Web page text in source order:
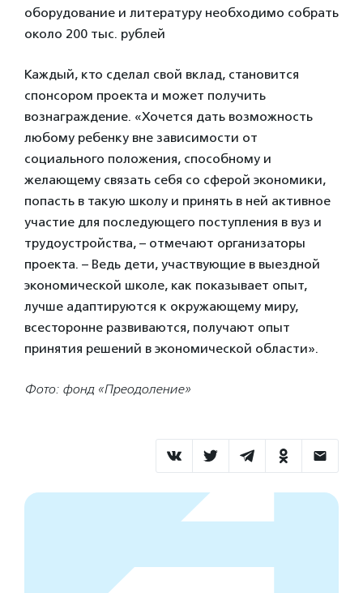
оборудование и литературу необходимо собрать
около 200 тыс. рублей
Каждый, кто сделал свой вклад, становится
спонсором проекта и может получить
вознаграждение. «Хочется дать возможность
любому ребенку вне зависимости от
социального положения, способному и
желающему связать себя со сферой экономики,
попасть в такую школу и принять в ней активное
участие для последующего поступления в вуз и
трудоустройства, – отмечают организаторы
проекта. – Ведь дети, участвующие в выездной
экономической школе, как показывает опыт,
лучше адаптируются к окружающему миру,
всесторонне развиваются, получают опыт
принятия решений в экономической области».
Фото: фонд «Преодоление»